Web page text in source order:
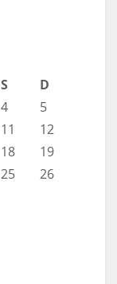
S
D
4
5
11
12
18
19
25
26